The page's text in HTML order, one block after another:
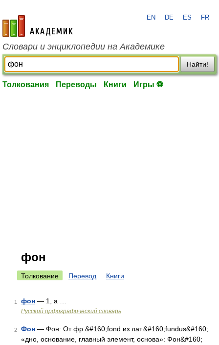
academic.ru
EN DE ES FR
Словари и энциклопедии на Академике
Найти!
Толкования Переводы Книги Игры ⚽
фон
Толкование Перевод Книги
1 фон — 1, а …
Русский орфографический словарь
2 Фон — Фон: От фр.&#160;fond из лат.&#160;fundus&#160;
«дно, основание, главный элемент, основа»: Фон&#160;